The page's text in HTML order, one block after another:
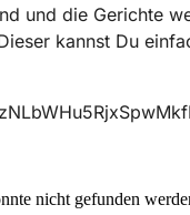
und die Gerichte
kannst Du